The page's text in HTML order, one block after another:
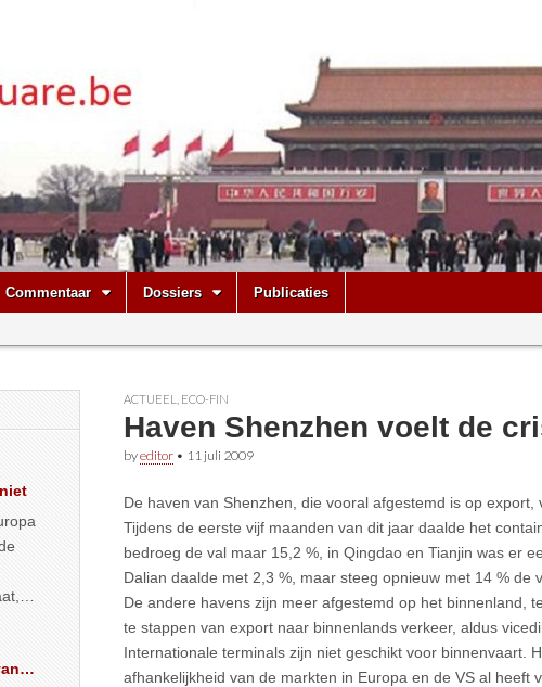
Commentaar Dossiers Publicaties
ACTUEEL ECO-FIN
Haven Shenzhen voelt de
byeditor • 11 juli 2009
De haven van Shenzhen, die vooral afgestemd is op
Tijdens de eerste vijf maanden van dit jaar daalde het
bedroeg de val maar 15,2 %, in Qingdao en Tianjin was er
Dalian daalde met 2,3 %, maar steeg opnieuw met 14 % de
De andere havens zijn meer afgestemd op het binnenland,
te stappen van export naar binnenlands verkeer, aldus
Internationale terminals zijn niet geschikt voor binnenvaart.
afhankelijkheid van de markten in Europa en de VS al heeft